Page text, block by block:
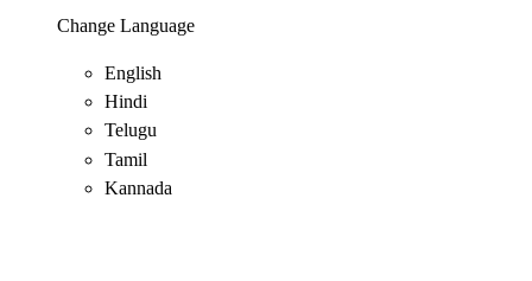
Change Language
English
Hindi
Telugu
Tamil
Kannada